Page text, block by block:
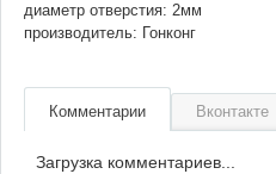
диаметр отверстия: 2мм
производитель: Гонконг
Комментарии Вконтакте
Загрузка комментариев...